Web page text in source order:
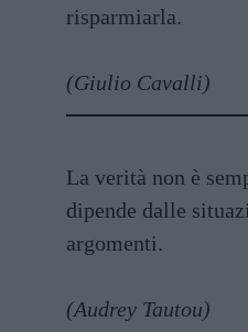
risparmiarla.
(Giulio Cavalli)
La verità non è
dipende dalle
argomenti.
(Audrey Tautou)